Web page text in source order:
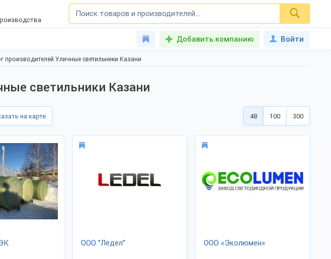
Добавить компанию Войти
производителей Уличные светильники Казани
светильники Казани
на карте 48 100 300
ООО "Ледел" ООО «Эколюмен»